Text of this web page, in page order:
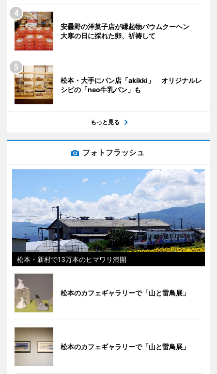
安曇野の洋菓子店が縁起物バウムクーヘン
大寒の日に採れた卵、祈祷して
松本・大手にパン店「akikki」 オリジナルレ
シピの「neo牛乳パン」も
もっと見る
フォトフラッシュ
松本・新村で13万本のヒマワリ満開
松本のカフェギャラリーで「山と雷鳥展」
松本のカフェギャラリーで「山と雷鳥展」